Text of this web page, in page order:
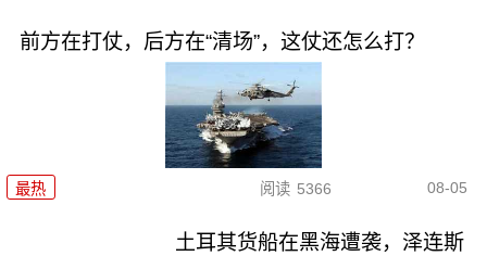
前方在打仗，后方在“清场”，这仗还怎么打？
最热 阅读 5366 08-05
土耳其货船在黑海遭袭，泽连斯